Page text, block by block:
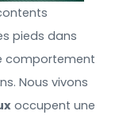
pieds dans
comportement
Nous vivons
occupent une